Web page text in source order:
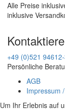
Alle Preise
inklusive
+49 (0)521
Persönliche
AGB
Impressum
Um Ihr Erlebnis auf